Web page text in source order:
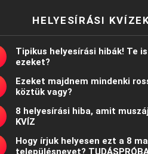
HELYESÍRÁSI
Tipikus helyesírási hibák! Te
ezeket?
Ezeket majdnem mindenki
köztük vagy?
8 helyesírási hiba, amit
KVÍZ
Hogy írjuk helyesen ezt a 8
településnevet?